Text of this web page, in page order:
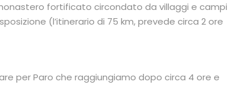
fortificato circondato da villaggi e campi
(l’itinerario di 75 km, prevede circa 2 ore
per Paro che raggiungiamo dopo circa 4 ore e